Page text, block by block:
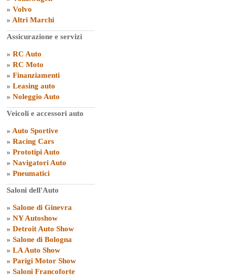
» Volvo
» Altri Marchi
Assicurazione e servizi
» RC Auto
» RC Moto
» Finanziamenti
» Leasing auto
» Noleggio Auto
Veicoli e accessori auto
» Auto Sportive
» Racing Cars
» Prototipi Auto
» Navigatori Auto
» Pneumatici
Saloni dell'Auto
» Salone di Ginevra
» NY Autoshow
» Detroit Auto Show
» Salone di Bologna
» LA Auto Show
» Parigi Motor Show
» Saloni Francoforte